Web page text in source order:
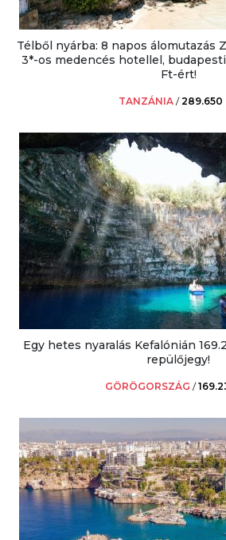
Télből nyárba: 8 napos álomutazás
3*-os medencés hotellel,
Ft-ért!
TANZÁNIA /289.650
Egy hetes nyaralás Kefalónián
repülőjegy!
GÖRÖGORSZÁG /